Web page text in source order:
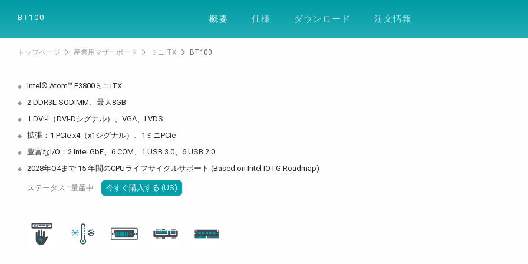
ソリューション サポート 会社案内
BT100 概要 仕様 ダウンロード 注文情報
トップページ 産業用マザーボード ミニITX BT100
Intel® Atom™ E3800ミニITX
2 DDR3L SODIMM、最大8GB
1 DVI-I（DVI-Dシグナル）、VGA、LVDS
拡張：1 PCIe x4（x1シグナル）、1ミニPCIe
豊富なI/O：2 Intel GbE、6 COM、1 USB 3.0、6 USB 2.0
2028年Q4まで 15 年間のCPUライフサイクルサポート (Based on Intel IOTG Roadmap)
ステータス : 量産中 今すぐ購入する (US)